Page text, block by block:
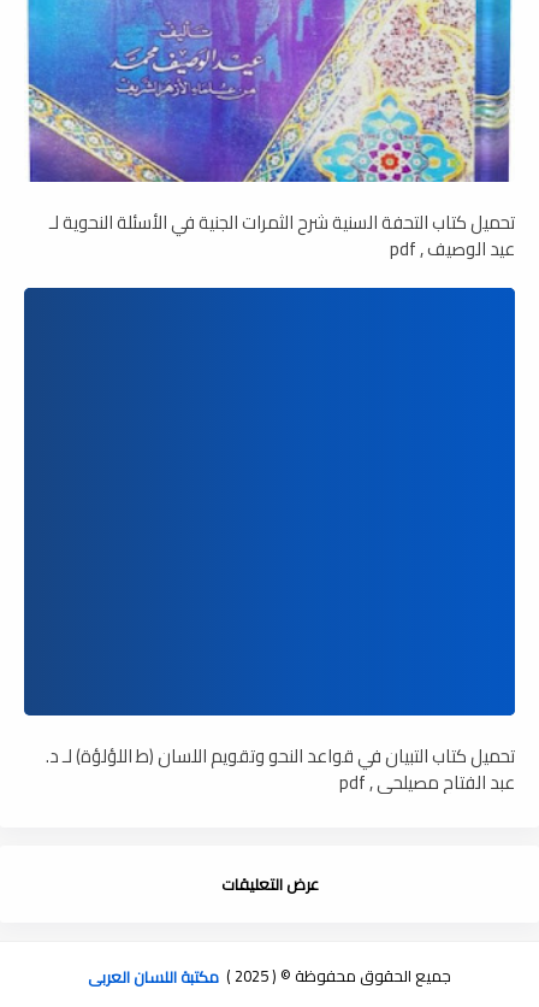
تحميل كتاب التحفة السنية شرح الثمرات الجنية في الأسئلة النحوية لـ
عيد الوصيف , pdf
تحميل كتاب التبيان في قواعد النحو وتقويم اللسان (ط اللؤلؤة) لـ د.
عبد الفتاح مصيلحي , pdf
عرض التعليقات
جميع الحقوق محفوظة © ( 2025 ) مكتبة اللسان العربى